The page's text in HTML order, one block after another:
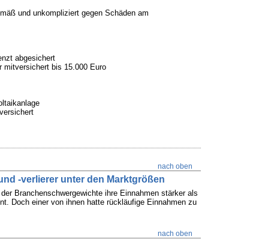
und unkompliziert gegen Schäden am
abgesichert
mitversichert bis 15.000 Euro
nach oben
-verlierer unter den Marktgrößen
Branchenschwergewichte ihre Einnahmen stärker als
Doch einer von ihnen hatte rückläufige Einnahmen zu
nach oben